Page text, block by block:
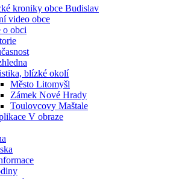
kroniky obce Budislav
video obce
o obci
blízké okolí
Město Litomyšl
Zámek Nové Hrady
Toulovcovy Maštale
V obraze